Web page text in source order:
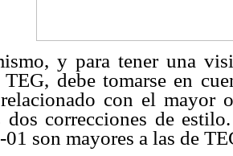
y para tener una
TEG, debe tomarse en
con el mayor
dos correcciones de
son mayores a las de